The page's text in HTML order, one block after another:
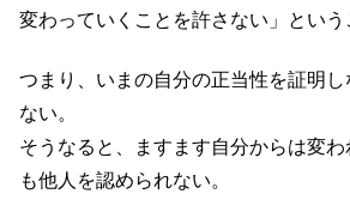
変わっていくことを許さない」という
つまり、いまの自分の正当性を証明
ない。
そうなると、ますます自分からは変
も他人を認められない。